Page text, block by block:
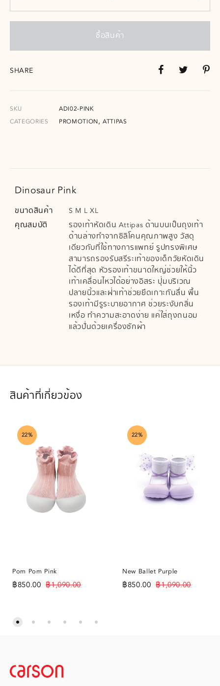
ซื้อสินค้า
SHARE
SKU
ADI02-PINK
CATEGORIES
PROMOTION,ATTIPAS
Dinosaur Pink
ขนาดสินค้า
S M L XL
คุณสมบัติ
รองเท้าหัดเดิน Attipas ด้านบนเป็นถุงเท้า
ด้านล่างทำจากซิลิโคนคุณภาพสูง วัสดุ
เดียวกับที่ใช้ทางการแพทย์ รูปทรงพิเศษ
สามารถรองรับสรีระเท้าของเด็กวัยหัดเดิน
ได้ดีที่สุด หัวรองเท้าขนาดใหญ่ช่วยให้นิ้ว
เท้าเคลื่อนไหวได้อย่างอิสระ ปุ่มบริเวณ
ปลายนิ้วและฝ่าเท้าช่วยยึดเกาะกันลื่น พื้น
รองเท้ามีรูระบายอากาศ ช่วยระงับกลิ่น
เหงื่อ ทำความสะอาดง่าย แค่ใส่ถุงถนอม
แล้วปั่นด้วยเครื่องซักผ้า
สินค้าที่เกี่ยวข้อง
22%
Pom Pom Pink
฿850.00 ฿1,090.00
22%
New Ballet Purple
฿850.00 ฿1,090.00